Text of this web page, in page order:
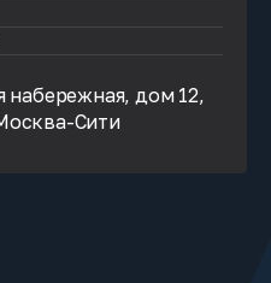
набережная, дом 12,
Сити